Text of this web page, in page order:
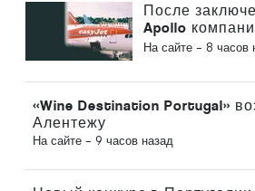
После
Apollo
приближается
На сайте - 8 часов
«Wine Destination Portugal»
Алентежу
На сайте - 9 часов назад